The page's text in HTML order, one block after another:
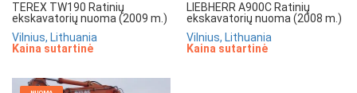
TEREX TW190 Ratinių
ekskavatorių nuoma (2009 m.)
Vilnius, Lithuania
Kaina sutartinė
LIEBHERR A900C Ratinių
ekskavatorių nuoma (2008 m.)
Vilnius, Lithuania
Kaina sutartinė